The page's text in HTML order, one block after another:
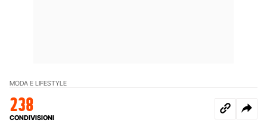
MODA E LIFESTYLE
238
CONDIVISIONI